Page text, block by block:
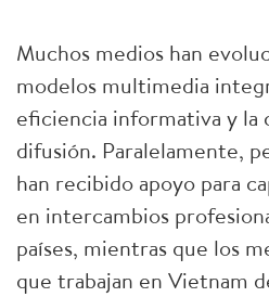
Muchos medios han
modelos multimedia
eficiencia informativa y la
difusión. Paralelamente,
han recibido apoyo para
en intercambios
países, mientras que los
que trabajan en Vietnam